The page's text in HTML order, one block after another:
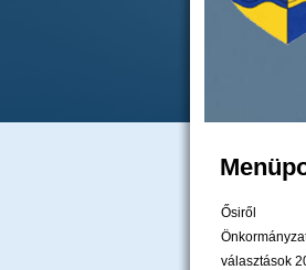
Ősiről
választások